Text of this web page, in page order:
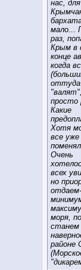
нас, для
мало...
раз,
Крым в
конце
когда
оттуда
просто
Какие
Хотя
все уже
Очень
всех
но
отдаем-
моря,
станем
районе